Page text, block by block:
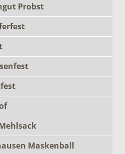
Probst
Maskenball